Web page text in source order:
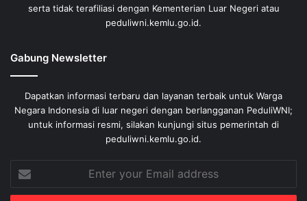
serta tidak terafiliasi dengan Kementerian Luar Negeri atau
peduliwni.kemlu.go.id.
Gabung Newsletter
Dapatkan informasi terbaru dan layanan terbaik untuk Warga
Negara Indonesia di luar negeri dengan berlangganan PeduliWNI;
untuk informasi resmi, silakan kunjungi situs pemerintah di
peduliwni.kemlu.go.id.
your
Email